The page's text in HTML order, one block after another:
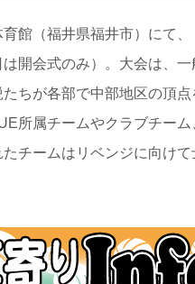
館（福井県福井市）にて
開会式のみ）。大会は、
ちが各部で中部地区の頂点
所属チームやクラブチー
チームはリベンジに向け